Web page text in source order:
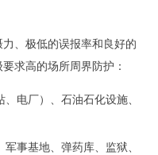
、极低的误报率和良好的
求高的场所周界防护：
电厂）、石油石化设施、
军事基地、弹药库、监狱、